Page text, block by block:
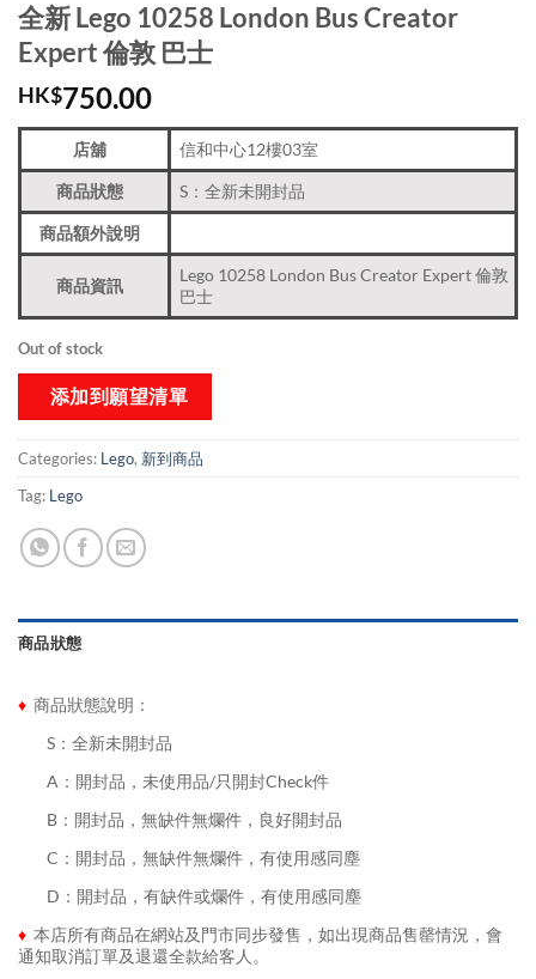
全新 Lego 10258 London Bus Creator
Expert 倫敦 巴士
HK$750.00
店舖 信和中心12樓03室
商品狀態 S：全新未開封品
商品額外說明
商品資訊
Lego 10258 London Bus Creator Expert 倫敦
巴士
Out of stock
添加到願望清單
Categories: Lego, 新到商品​
Tag: Lego
商品狀態
♦ 商品狀態說明：
S：全新未開封品
A：開封品，未使用品/只開封Check件
B：開封品，無缺件無爛件，良好開封品
C：開封品，無缺件無爛件，有使用感同塵
D：開封品，有缺件或爛件，有使用感同塵
♦ 本店所有商品在網站及門市同步發售，如出現商品售罄情況，會
通知取消訂單及退還全款給客人。